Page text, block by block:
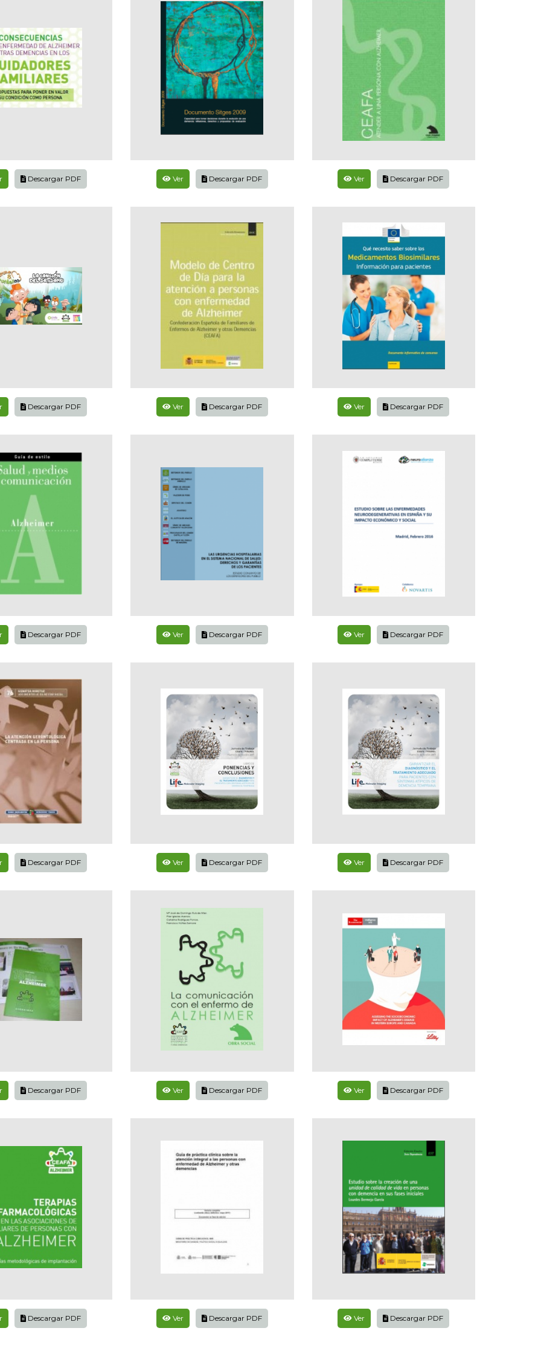
Descargar PDF Ver Descargar PDF Ver Descargar PDF
Descargar PDF Ver Descargar PDF Ver Descargar PDF
Descargar PDF Ver Descargar PDF Ver Descargar PDF
Descargar PDF Ver Descargar PDF Ver Descargar PDF
Descargar PDF Ver Descargar PDF Ver Descargar PDF
Descargar PDF Ver Descargar PDF Ver Descargar PDF